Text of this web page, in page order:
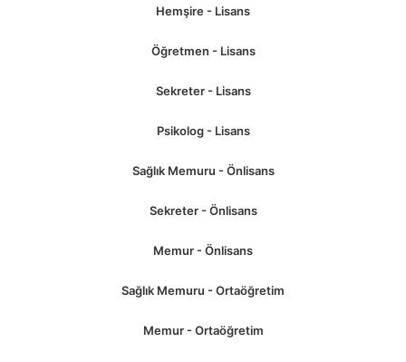
Hemşire - Lisans
Öğretmen - Lisans
Sekreter - Lisans
Psikolog - Lisans
Sağlık Memuru - Önlisans
Sekreter - Önlisans
Memur - Önlisans
Sağlık Memuru - Ortaöğretim
Memur - Ortaöğretim